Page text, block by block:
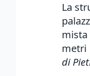
La
mista
metri
di